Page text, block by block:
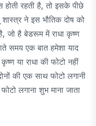
रहती है, तो इसके पीछे
ने इस भौतिक दोष को
जो है बेडरूम में राधा कृष्ण
समय एक बात हमेशा याद
या राधा की फोटो नहीं
की एक साथ फोटो लगानी
लगाना शुभ माना जाता